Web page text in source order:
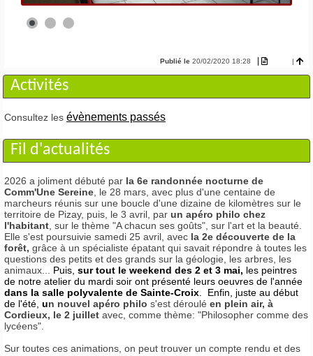
Publié le 20/02/2020 18:28 | |
Activités
Consultez les évènements passés
Fil d'actualités
2026 a joliment débuté par la 6e randonnée nocturne de
Comm'Une Sereine , le 28 mars, avec plus d'une centaine de
marcheurs réunis sur une boucle d'une dizaine de kilomètres sur le
territoire de Pizay, puis, le 3 avril, par un apéro philo chez
l'habitant , sur le thème "A chacun ses goûts", sur l'art et la beauté.
Elle s'est poursuivie samedi 25 avril, avec la 2e découverte de la
forêt, grâce à un spécialiste épatant qui savait répondre à toutes les
questions des petits et des grands sur la géologie, les arbres, les
animaux... Puis, sur tout le weekend des 2 et 3 mai, les peintres
de notre atelier du mardi soir ont présenté leurs oeuvres de l'année
dans la salle polyvalente de Sainte-Croix . Enfin, juste au début
de l'été, un nouvel apéro philo s'est déroulé en plein air, à
Cordieux, le 2 juillet avec, comme thème: "Philosopher comme des
lycéens".
Sur toutes ces animations, on peut trouver un compte rendu et des